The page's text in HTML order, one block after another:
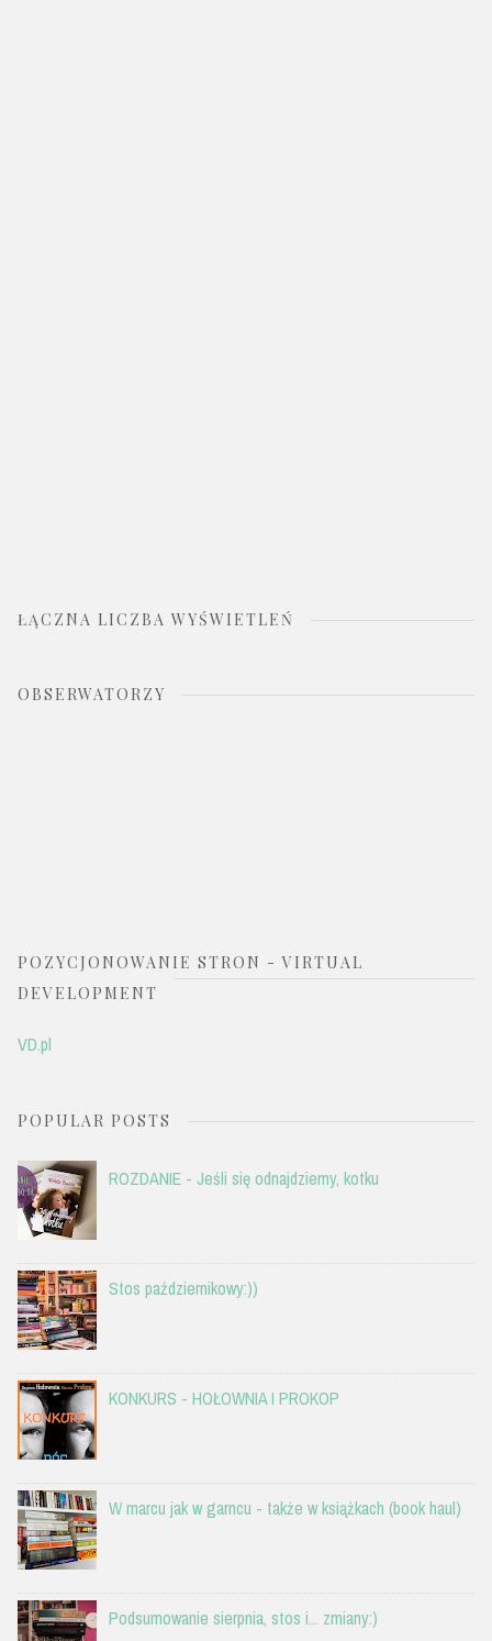
ŁĄCZNA LICZBA WYŚWIETLEŃ
OBSERWATORZY
POZYCJONOWANIE STRON - VIRTUAL
DEVELOPMENT
VD.pl
POPULAR POSTS
ROZDANIE - Jeśli się odnajdziemy, kotku
Stos październikowy:))
KONKURS - HOŁOWNIA I PROKOP
W marcu jak w garncu - także w książkach (book haul)
Podsumowanie sierpnia, stos i... zmiany:)